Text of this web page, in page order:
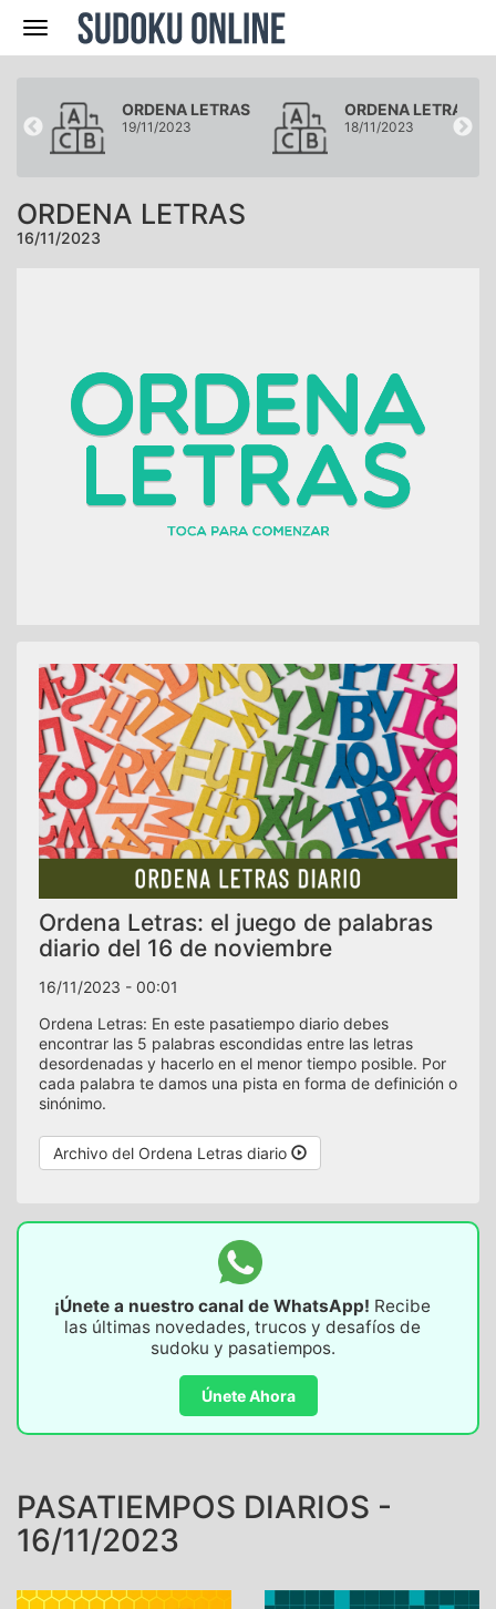
Navegación
ORDENA LETRAS
19/11/2023
ORDENA LETRAS
18/11/2023
ORDENA LETRAS
16/11/2023
Ordena Letras: el juego de palabras
diario del 16 de noviembre
16/11/2023 - 00:01
Ordena Letras: En este pasatiempo diario debes
encontrar las 5 palabras escondidas entre las letras
desordenadas y hacerlo en el menor tiempo posible. Por
cada palabra te damos una pista en forma de definición o
sinónimo.
Archivo del Ordena Letras diario
¡Únete a nuestro canal de WhatsApp! Recibe
las últimas novedades, trucos y desafíos de
sudoku y pasatiempos.
Únete Ahora
PASATIEMPOS DIARIOS -
16/11/2023